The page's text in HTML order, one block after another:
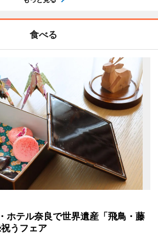
食べる
ホテル奈良で世界遺産「飛鳥・藤
うフェア